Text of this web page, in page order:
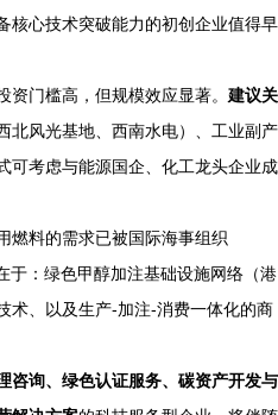
核心技术突破能力的初创企业值得早
资门槛高，但规模效应显著。 建议关
北风光基地、西南水电）、工业副产
可考虑与能源国企、化工龙头企业成
燃料的需求已被国际海事组织
于：绿色甲醇加注基础设施网络（港
术、以及生产-加注-消费一体化的商
咨询、绿色认证服务、碳资产开发与